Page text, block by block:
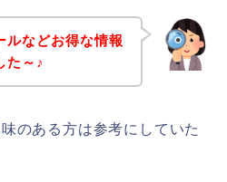
ルなどお得な情報
た～♪
のある方は参考にしていた